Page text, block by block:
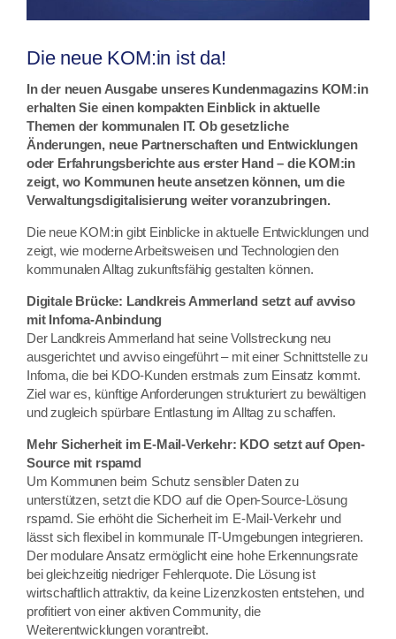
Die neue KOM:in ist da!
In der neuen Ausgabe unseres Kundenmagazins KOM:in
erhalten Sie einen kompakten Einblick in aktuelle
Themen der kommunalen IT. Ob gesetzliche
Änderungen, neue Partnerschaften und Entwicklungen
oder Erfahrungsberichte aus erster Hand – die KOM:in
zeigt, wo Kommunen heute ansetzen können, um die
Verwaltungsdigitalisierung weiter voranzubringen.
Die neue KOM:in gibt Einblicke in aktuelle Entwicklungen und
zeigt, wie moderne Arbeitsweisen und Technologien den
kommunalen Alltag zukunftsfähig gestalten können.
Digitale Brücke: Landkreis Ammerland setzt auf avviso
mit Infoma-Anbindung
Der Landkreis Ammerland hat seine Vollstreckung neu
ausgerichtet und avviso eingeführt – mit einer Schnittstelle zu
Infoma, die bei KDO-Kunden erstmals zum Einsatz kommt.
Ziel war es, künftige Anforderungen strukturiert zu bewältigen
und zugleich spürbare Entlastung im Alltag zu schaffen.
Mehr Sicherheit im E-Mail-Verkehr: KDO setzt auf Open-
Source mit rspamd
Um Kommunen beim Schutz sensibler Daten zu
unterstützen, setzt die KDO auf die Open-Source-Lösung
rspamd. Sie erhöht die Sicherheit im E-Mail-Verkehr und
lässt sich flexibel in kommunale IT-Umgebungen integrieren.
Der modulare Ansatz ermöglicht eine hohe Erkennungsrate
bei gleichzeitig niedriger Fehlerquote. Die Lösung ist
wirtschaftlich attraktiv, da keine Lizenzkosten entstehen, und
profitiert von einer aktiven Community, die
Weiterentwicklungen vorantreibt.